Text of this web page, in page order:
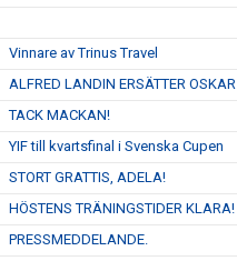
Vinnare av Trinus Travel
ALFRED LANDIN ERSÄTTER OSKAR
TACK MACKAN!
YIF till kvartsfinal i Svenska Cupen
STORT GRATTIS, ADELA!
HÖSTENS TRÄNINGSTIDER KLARA!
PRESSMEDDELANDE.